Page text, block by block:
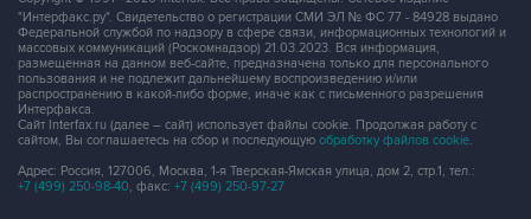
"Интерфакс.ру". Свидетельство о регистрации СМИ ЭЛ № ФС 77 - 84928 выдано
Федеральной службой по надзору в сфере связи, информационных технологий и
массовых коммуникаций (Роскомнадзор) 21.03.2023. Вся информация,
размещенная на данном веб-сайте, предназначена только для персонального
пользования и не подлежит дальнейшему воспроизведению и/или
распространению в какой-либо форме, иначе как с письменного разрешения
Интерфакса.
Сайт Interfax.ru (далее – сайт) использует файлы cookie. Продолжая работу с
сайтом, Вы соглашаетесь на сбор и последующую обработку файлов cookie.
Адрес: Россия, 127006, Москва, 1-я Тверская-Ямская улица, дом 2, стр.1, тел.:
+7 (499) 250-98-40, факс: +7 (499) 250-97-27